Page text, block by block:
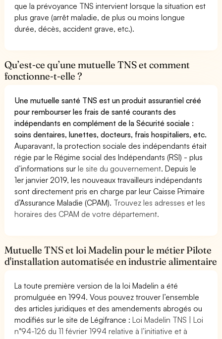
que la prévoyance TNS intervient lorsque la situation est
plus grave (arrêt maladie, de plus ou moins longue
durée, décès, accident grave, etc.).
Qu’est-ce qu’une mutuelle TNS et comment
fonctionne-t-elle ?
Une mutuelle santé TNS est un produit assurantiel créé
pour rembourser les frais de santé courants des
indépendants en complément de la Sécurité sociale :
soins dentaires, lunettes, docteurs, frais hospitaliers, etc.
Auparavant, la protection sociale des indépendants était
régie par le Régime social des Indépendants (RSI) - plus
d’informations surle site du gouvernement. Depuis le
1er janvier 2019, les nouveaux travailleurs indépendants
sont directement pris en charge par leur Caisse Primaire
d’Assurance Maladie (CPAM). Trouvez les adresses et les
horaires des CPAM de votre département.
Mutuelle TNS et loi Madelin pour le métier Pilote
d'installation automatisée en industrie alimentaire
La toute première version de la loi Madelin a été
promulguée en 1994. Vous pouvez trouver l’ensemble
des articles juridiques et des amendements abrogés ou
modifiés sur le site de Légifrance :Loi Madelin TNS | Loi
n°94-126 du 11 février 1994 relative à l’initiative et à